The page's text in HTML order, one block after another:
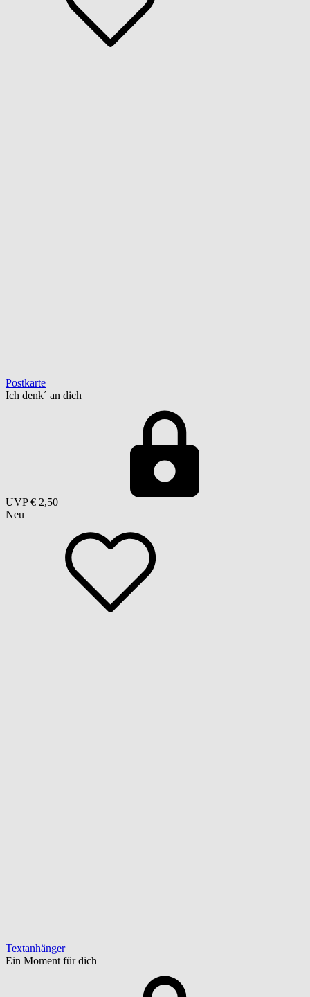
Postkarte
Ich denk´ an dich
UVP € 2,50
Neu
Textanhänger
Ein Moment für dich